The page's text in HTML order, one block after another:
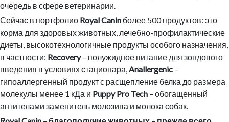
очередь в сфере ветеринарии.
Сейчас в портфолио Royal Canin более 500 продуктов: это
корма для здоровых животных, лечебно-профилактические
диеты, высокотехнологичные продукты особого назначения,
в частности: Recovery– полужидное питание для зондового
введения в условиях стационара,Anallergenic –
гипоаллергенный продукт с расщепление белка до размера
молекулы менее 1 кДа и Puppy Pro Tech – обогащенный
антителами заменитель молозива и молока собак.